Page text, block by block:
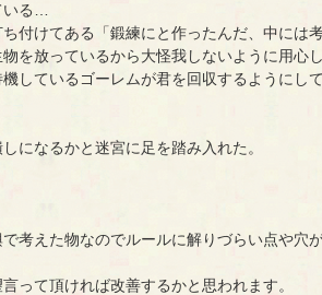
る…
付けてある「鍛練にと作ったんだ、中には
を放っているから大怪我しないように用心
しているゴーレムが君を回収するようにし
になるかと迷宮に足を踏み入れた。
考えた物なのでルールに解りづらい点や穴
って頂ければ改善するかと思われます。